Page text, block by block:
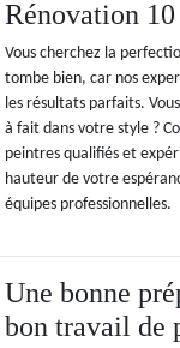
Rénovation 10
Vous cherchez la
tombe bien, car nos
les résultats parfaits.
à fait dans votre style ?
peintres qualifiés et
hauteur de votre
équipes professionnelles.
Une bonne
bon travail de